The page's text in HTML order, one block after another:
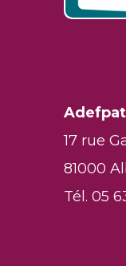
Adefpat
17 rue
81000
Tél. 05